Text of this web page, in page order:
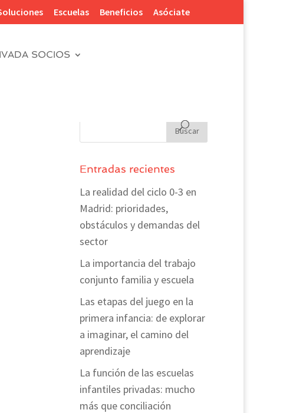
Escuelas Beneficios Asóciate
SOCIOS
Entradas recientes
La realidad del ciclo 0-3 en
Madrid: prioridades,
obstáculos y demandas del
sector
La importancia del trabajo
conjunto familia y escuela
Las etapas del juego en la
primera infancia: de explorar
a imaginar, el camino del
aprendizaje
La función de las escuelas
infantiles privadas: mucho
más que conciliación